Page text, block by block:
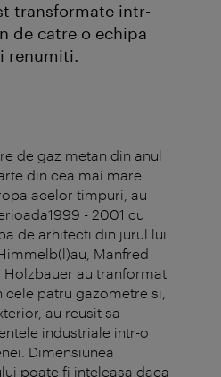
transformate intr-
de catre o echipa
renumiti.
de gaz metan din anul
din cea mai mare
acelor timpuri, au
- 2001 cu
de arhitecti din jurul lui
Manfred
Holzbauer au tranformat
patru gazometre si,
au reusit sa
industriale intr-o
Dimensiunea
poate fi inteleasa daca